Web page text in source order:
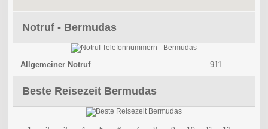
Notruf - Bermudas
Allgemeiner Notruf 911
Beste Reisezeit Bermudas